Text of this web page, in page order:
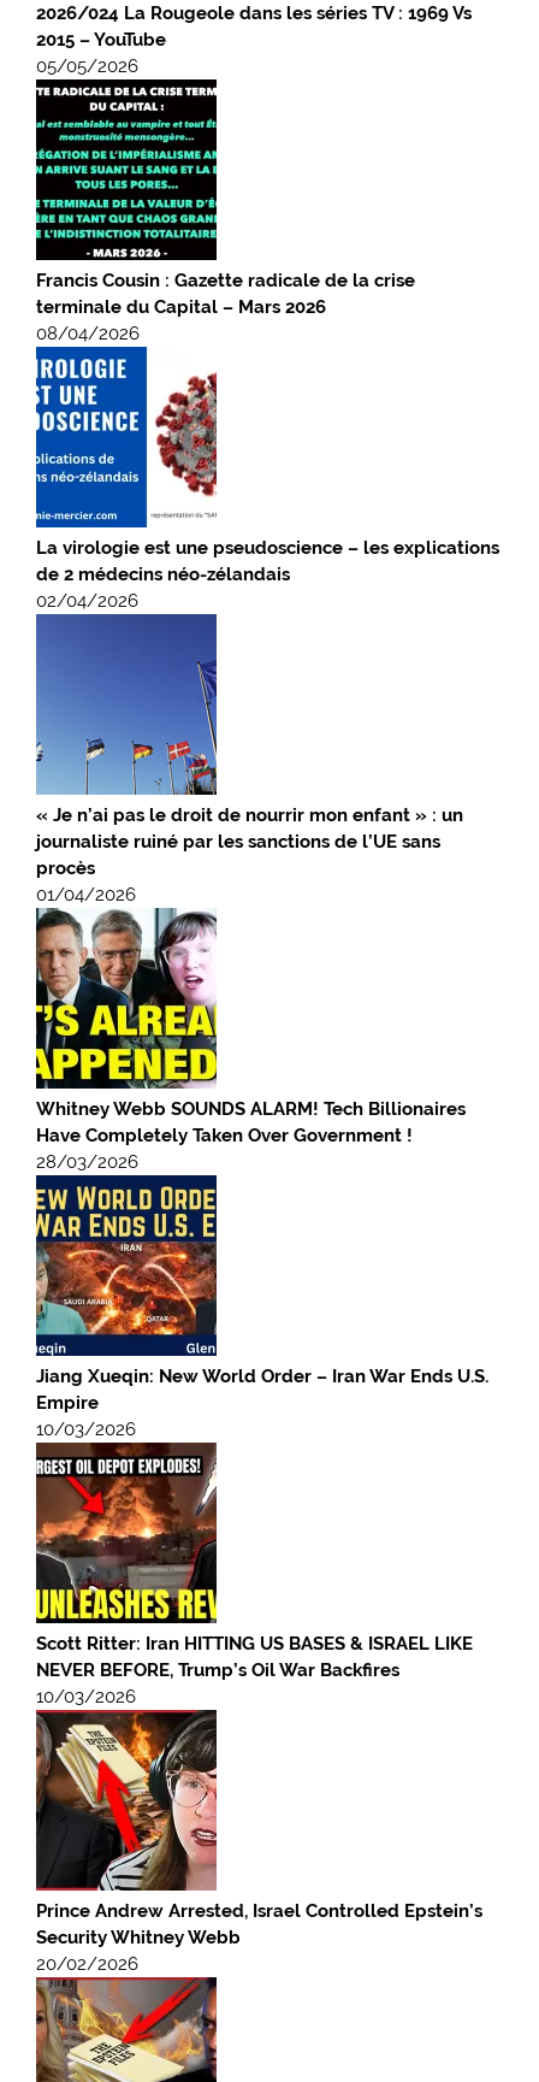
2026/024 La Rougeole dans les séries TV : 1969 Vs
2015 – YouTube
05/05/2026
Francis Cousin : Gazette radicale de la crise
terminale du Capital – Mars 2026
08/04/2026
La virologie est une pseudoscience – les explications
de 2 médecins néo-zélandais
02/04/2026
« Je n’ai pas le droit de nourrir mon enfant » : un
journaliste ruiné par les sanctions de l’UE sans
procès
01/04/2026
Whitney Webb SOUNDS ALARM! Tech Billionaires
Have Completely Taken Over Government !
28/03/2026
Jiang Xueqin: New World Order – Iran War Ends U.S.
Empire
10/03/2026
Scott Ritter: Iran HITTING US BASES & ISRAEL LIKE
NEVER BEFORE, Trump’s Oil War Backfires
10/03/2026
Prince Andrew Arrested, Israel Controlled Epstein’s
Security Whitney Webb
20/02/2026